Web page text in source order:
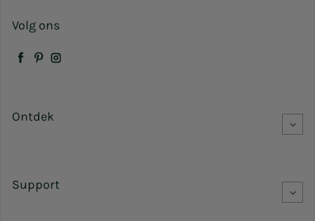
Volg ons
Facebook
Pinterest
Instagram
Ontdek
Support